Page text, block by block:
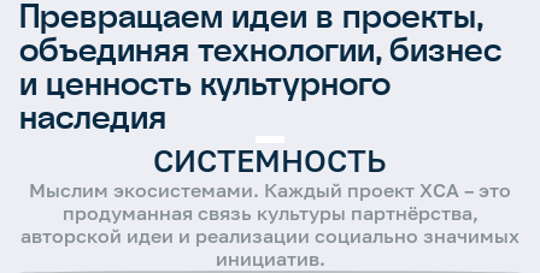
Превращаем идеи в проекты,
объединяя технологии, бизнес
и ценность культурного
наследия
СИСТЕМНОСТЬ
Мыслим экосистемами. Каждый проект ХСА – это
продуманная связь культуры партнёрства,
авторской идеи и реализации социально значимых
инициатив.
Создав атькомфортную
средудля устойчив
ро
территорий